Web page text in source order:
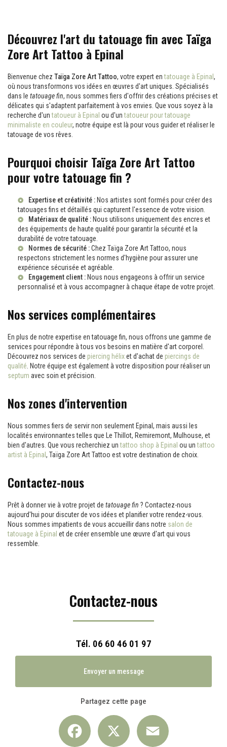
Découvrez l'art du tatouage fin avec Taïga
Zore Art Tattoo à Epinal
Bienvenue chez Taïga Zore Art Tattoo, votre expert entatouage à Epinal ,
où nous transformons vos idées en œuvres d'art uniques. Spécialisés
dans le tatouage fin, nous sommes fiers d'offrir des créations précises et
délicates qui s'adaptent parfaitement à vos envies. Que vous soyez à la
recherche d'untatoueur à Epinal ou d'untatoueur pour tatouage
minimaliste en couleur, notre équipe est là pour vous guider et réaliser le
tatouage de vos rêves.
Pourquoi choisir Taïga Zore Art Tattoo
pour votre tatouage fin ?
Expertise et créativité : Nos artistes sont formés pour créer des
tatouages fins et détaillés qui capturent l'essence de votre vision.
Matériaux de qualité : Nous utilisons uniquement des encres et
des équipements de haute qualité pour garantir la sécurité et la
durabilité de votre tatouage.
Normes de sécurité :Chez Taïga Zore Art Tattoo, nous
respectons strictement les normes d'hygiène pour assurer une
expérience sécurisée et agréable.
Engagement client : Nous nous engageons à offrir un service
personnalisé et à vous accompagner à chaque étape de votre projet.
Nos services complémentaires
En plus de notre expertise en tatouage fin, nous offrons une gamme de
services pour répondre à tous vos besoins en matière d'art corporel.
Découvrez nos services de piercing hélixet d'achat de piercings de
qualité . Notre équipe est également à votre disposition pour réaliser un
septum avec soin et précision.
Nos zones d'intervention
Nous sommes fiers de servir non seulement Epinal, mais aussi les
localités environnantes telles que Le Thillot, Remiremont, Mulhouse, et
bien d'autres. Que vous recherchiez untattoo shop à Epinal ou untattoo
artist à Epinal , Taïga Zore Art Tattoo est votre destination de choix.
Contactez-nous
Prêt à donner vie à votre projet de tatouage fin ? Contactez-nous
aujourd'hui pour discuter de vos idées et planifier votre rendez-vous.
Nous sommes impatients de vous accueillir dans notre salon de
tatouage à Epinal et de créer ensemble une œuvre d'art qui vous
ressemble.
Contactez-nous
Tél. 06 60 46 01 97
Envoyer un message
Partagez cette page
Facebook